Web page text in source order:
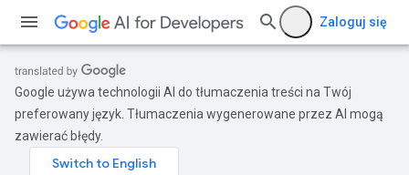
Zaloguj się
Google używa technologii AI do tłumaczenia treści na Twój
preferowany język. Tłumaczenia wygenerowane przez AI mogą
zawierać błędy.